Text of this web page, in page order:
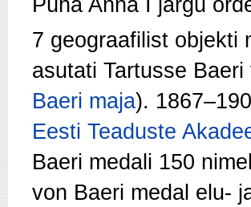
Püha Anna I järgu
7 geograafilist objekti
asutati Tartusse
Baeri maja).
Eesti Teaduste
Baeri medali 150
von Baeri medal elu-